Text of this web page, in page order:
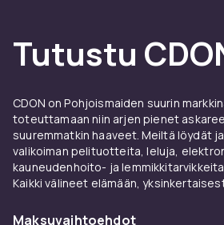
Tutustu
CDON on Pohjoismaiden suurin
toteuttamaan niin arjen pienet
suuremmatkin haaveet. Meiltä löydät
valikoiman pelituotteita, leluja,
kauneudenhoito- ja
Kaikki välineet elämään,
Maksuvaihtoehdot